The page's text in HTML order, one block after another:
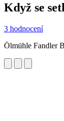
Když se
3 hodnocení
Ölmühle Fandler